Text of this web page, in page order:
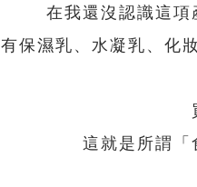
在我還沒認識這
有保濕乳、水凝乳、化
這就是所謂